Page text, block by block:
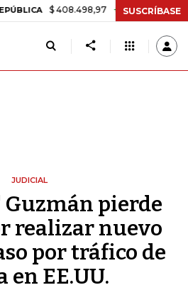
$ 408.498,97 +$ 8.753,81 +2,19%
SUSCRÍBASE
JUDICIAL
Guzmán pierde
realizar nuevo
por tráfico de
en EE.UU.